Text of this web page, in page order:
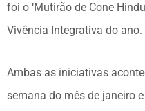
foi o ‘Mutirão de Cone
Vivência Integrativa do ano.
Ambas as iniciativas
semana do mês de janeiro